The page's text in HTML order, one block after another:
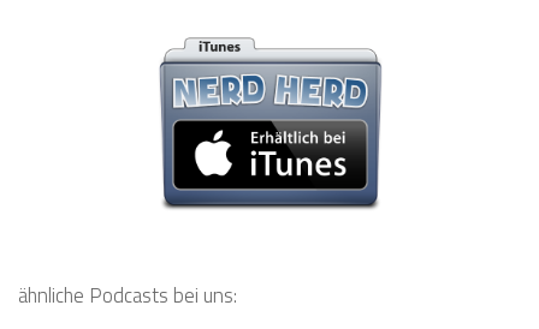
ähnliche Podcasts bei uns: